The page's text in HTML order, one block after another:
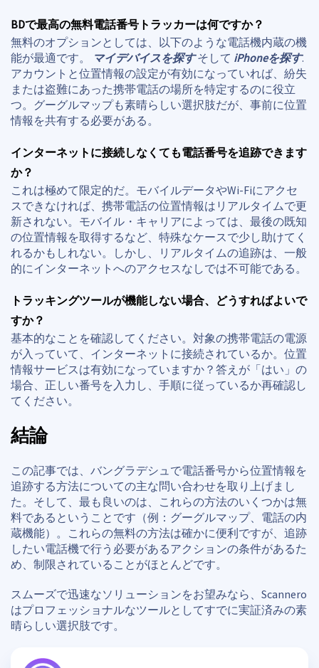
BDで最高の無料電話番号トラッカーは何ですか？
無料のオプションとしては、以下のような電話機内蔵の機
能が最適です。
マイデバイスを探すそして iPhoneを探す.
アカウントと位置情報の設定が有効になっていれば、紛失
または盗難にあった携帯電話の場所を特定するのに役立
つ。グーグルマップも素晴らしい選択肢だが、事前に位置
情報を共有する必要がある。
インターネットに接続しなくても電話番号を追跡できます
か？
これは極めて限定的だ。モバイルデータやWi-Fiにアクセ
スできなければ、携帯電話の位置情報はリアルタイムで更
新されない。モバイル・キャリアによっては、最後の既知
の位置情報を取得するなど、特殊なケースで少し助けてく
れるかもしれない。しかし、リアルタイムの追跡は、一般
的にインターネットへのアクセスなしでは不可能である。
トラッキングツールが機能しない場合、どうすればよいで
すか？
基本的なことを確認してください。対象の携帯電話の電源
が入っていて、インターネットに接続されているか。位置
情報サービスは有効になっていますか？答えが「はい」の
場合、正しい番号を入力し、手順に従っているか再確認し
てください。
結論
この記事では、バングラデシュで電話番号から位置情報を
追跡する方法についての主な問い合わせを取り上げまし
た。そして、最も良いのは、これらの方法のいくつかは無
料であるということです（例：グーグルマップ、電話の内
蔵機能）。これらの無料の方法は確かに便利ですが、追跡
したい電話機で行う必要があるアクションの条件があるた
め、制限されていることがほとんどです。
スムーズで迅速なソリューションをお望みなら、Scannero
はプロフェッショナルなツールとしてすでに実証済みの素
晴らしい選択肢です。